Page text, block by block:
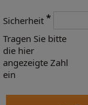
Sicherheit *
Tragen Sie bitte
die hier
angezeigte Zahl
ein